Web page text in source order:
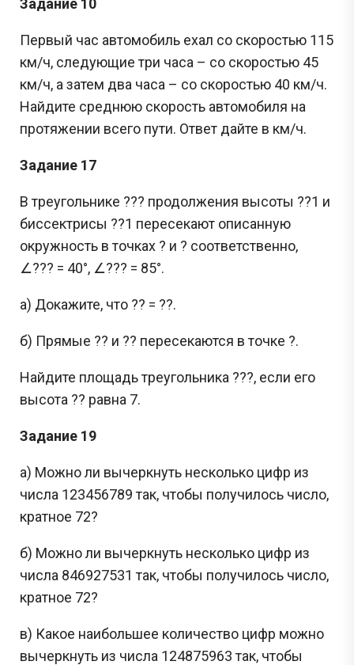
Задание 10
Первый час автомобиль ехал со скоростью 115
км/ч, следующие три часа – со скоростью 45
км/ч, а затем два часа – со скоростью 40 км/ч.
Найдите среднюю скорость автомобиля на
протяжении всего пути. Ответ дайте в км/ч.
Задание 17
В треугольнике ??? продолжения высоты ??1 и
биссектрисы ??1 пересекают описанную
окружность в точках ? и ? соответственно,
∠??? = 40°, ∠??? = 85°.
а) Докажите, что ?? = ??.
б) Прямые ?? и ?? пересекаются в точке ?.
Найдите площадь треугольника ???, если его
высота ?? равна 7.
Задание 19
а) Можно ли вычеркнуть несколько цифр из
числа 123456789 так, чтобы получилось число,
кратное 72?
б) Можно ли вычеркнуть несколько цифр из
числа 846927531 так, чтобы получилось число,
кратное 72?
в) Какое наибольшее количество цифр можно
вычеркнуть из числа 124875963 так, чтобы